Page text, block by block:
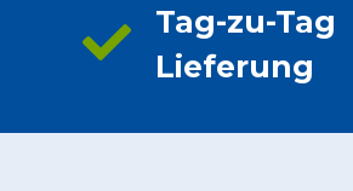
Tag-zu-Tag
Lieferung